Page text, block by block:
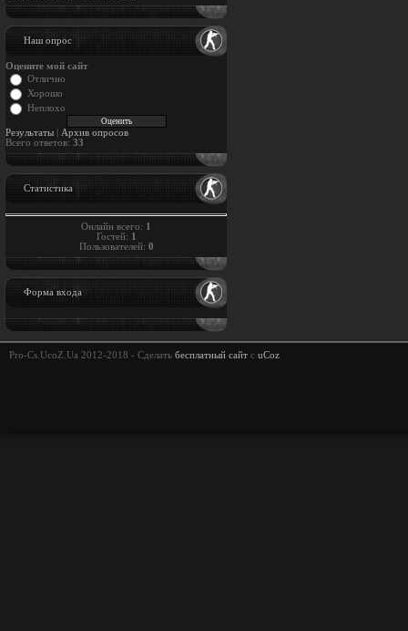
Наш опрос
Оцените мой сайт
Отлично
Хорошо
Неплохо
Результаты
Архив опросов
Всего ответов: 33
Статистика
Онлайн всего: 1
Гостей: 1
Пользователей: 0
Форма входа
Pro-Cs.UcoZ.Ua 2012-2018 - Сделать бесплатный сайт с uCoz